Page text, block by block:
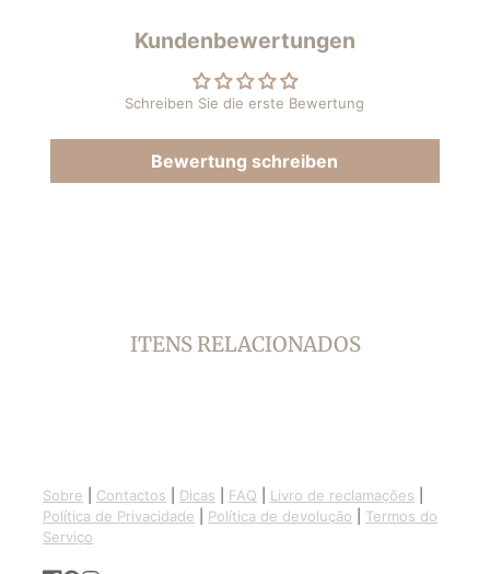
neuen
Kundenbewertungen
Schreiben Sie die erste Bewertung
Bewertung schreiben
ITENS RELACIONADOS
Sobre Contactos Dicas FAQ Livro de reclamações
Política de Privacidade
Política de devolução
Termos do
Serviço